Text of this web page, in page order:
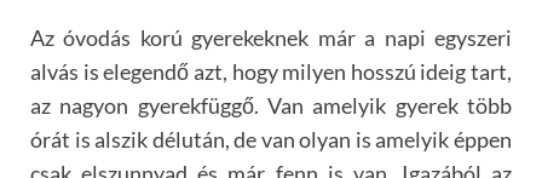
Az óvodás korú gyerekeknek már a napi egyszeri
alvás is elegendő azt, hogy milyen hosszú ideig tart,
az nagyon gyerekfüggő. Van amelyik gyerek több
órát is alszik délután, de van olyan is amelyik éppen